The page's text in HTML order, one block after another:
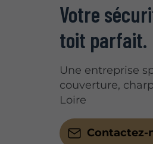
Votre
toit parfait.
Une entreprise
couverture,
Loire
Contactez-